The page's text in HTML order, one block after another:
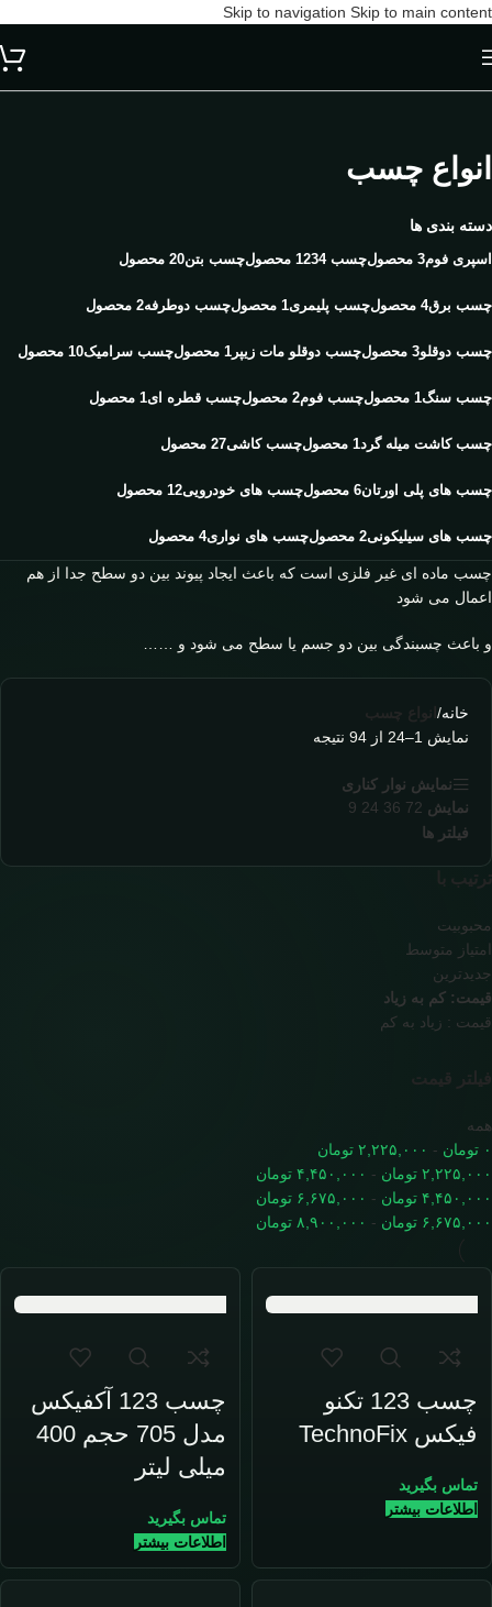
Skip to navigation Skip to main content
انواع چسب
دسته بندی ها
اسپری فوم3 محصول چسب 1234 محصول چسب بتن20 محصول
چسب برق4 محصول چسب پلیمری1 محصول چسب دوطرفه2 محصول
چسب دوقلو3 محصول چسب دوقلو مات زیپر 1 محصول چسب سرامیک10 محصول
چسب سنگ1 محصول چسب فوم2 محصول چسب قطره ای1 محصول
چسب کاشت میله گرد1 محصول چسب کاشی27 محصول
چسب های پلی اورتان6 محصول چسب های خودرویی12 محصول
چسب های سیلیکونی2 محصول چسب های نواری4 محصول
چسب ماده ای غیر فلزی است که باعث ایجاد پیوند بین دو سطح جدا از هم
اعمال می شود
و باعث چسبندگی بین دو جسم یا سطح می شود و ……
خانه/ انواع چسب
نمایش 1–24 از 94 نتیجه
نمایش نوار کناری
نمایش 72
36
24
9
فیلتر ها
ترتیب با
محبوبیت
امتیاز متوسط
جدیدترین
قیمت: کم به زیاد
قیمت : زیاد به کم
فیلتر قیمت
همه
۰ تومان - ۲,۲۲۵,۰۰۰ تومان
۲,۲۲۵,۰۰۰ تومان - ۴,۴۵۰,۰۰۰ تومان
۴,۴۵۰,۰۰۰ تومان - ۶,۶۷۵,۰۰۰ تومان
۶,۶۷۵,۰۰۰ تومان - ۸,۹۰۰,۰۰۰ تومان
چسب 123 تکنو
فیکس TechnoFix
تماس بگیرید
اطلاعات بیشتر
چسب 123 آکفیکس
مدل 705 حجم 400
میلی لیتر
تماس بگیرید
اطلاعات بیشتر